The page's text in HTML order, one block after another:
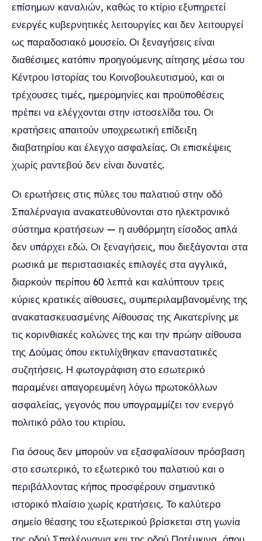
επίσημων καναλιών, καθώς το κτίριο εξυπηρετεί
ενεργές κυβερνητικές λειτουργίες και δεν λειτουργεί
ως παραδοσιακό μουσείο. Οι ξεναγήσεις είναι
διαθέσιμες κατόπιν προηγούμενης αίτησης μέσω του
Κέντρου Ιστορίας του Κοινοβουλευτισμού, και οι
τρέχουσες τιμές, ημερομηνίες και προϋποθέσεις
πρέπει να ελέγχονται στην ιστοσελίδα του. Οι
κρατήσεις απαιτούν υποχρεωτική επίδειξη
διαβατηρίου και έλεγχο ασφαλείας. Οι επισκέψεις
χωρίς ραντεβού δεν είναι δυνατές.
Οι ερωτήσεις στις πύλες του παλατιού στην οδό
Σπαλέρναγια ανακατευθύνονται στο ηλεκτρονικό
σύστημα κρατήσεων — η αυθόρμητη είσοδος απλά
δεν υπάρχει εδώ. Οι ξεναγήσεις, που διεξάγονται στα
ρωσικά με περιστασιακές επιλογές στα αγγλικά,
διαρκούν περίπου 60 λεπτά και καλύπτουν τρεις
κύριες κρατικές αίθουσες, συμπεριλαμβανομένης της
ανακατασκευασμένης Αίθουσας της Αικατερίνης με
τις κορινθιακές κολώνες της και την πρώην αίθουσα
της Δούμας όπου εκτυλίχθηκαν επαναστατικές
συζητήσεις. Η φωτογράφιση στο εσωτερικό
παραμένει απαγορευμένη λόγω πρωτοκόλλων
ασφαλείας, γεγονός που υπογραμμίζει τον ενεργό
πολιτικό ρόλο του κτιρίου.
Για όσους δεν μπορούν να εξασφαλίσουν πρόσβαση
στο εσωτερικό, το εξωτερικό του παλατιού και ο
περιβάλλοντας κήπος προσφέρουν σημαντικό
ιστορικό πλαίσιο χωρίς κρατήσεις. Το καλύτερο
σημείο θέασης του εξωτερικού βρίσκεται στη γωνία